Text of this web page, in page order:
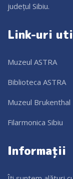
județul Sibiu.
Link-uri
Muzeul ASTRA
Biblioteca ASTRA
Muzeul Brukenthal
Filarmonica Sibiu
Informații